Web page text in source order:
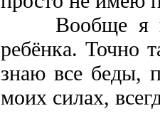
Вообще я
ребёнка. Точно
знаю все беды,
моих силах,